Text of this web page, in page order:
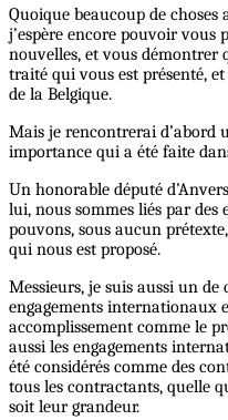
Quoique beaucoup de choses
j’espère encore pouvoir vous
nouvelles, et vous démontrer
traité qui vous est présenté,
de la Belgique.
Mais je rencontrerai d’abord
importance qui a été faite
Un honorable député
lui, nous sommes liés par des
pouvons, sous aucun
qui nous est proposé.
Messieurs, je suis aussi un
engagements internationaux
accomplissement comme le
aussi les engagements
été considérés comme des
tous les contractants, quelle
soit leur grandeur.